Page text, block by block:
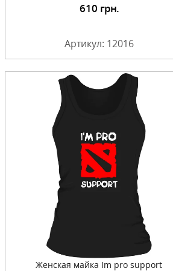
610 грн.
Артикул: 12016
Подробнее
Женская майка Im pro support